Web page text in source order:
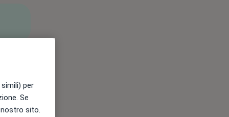
per
Se
sito.